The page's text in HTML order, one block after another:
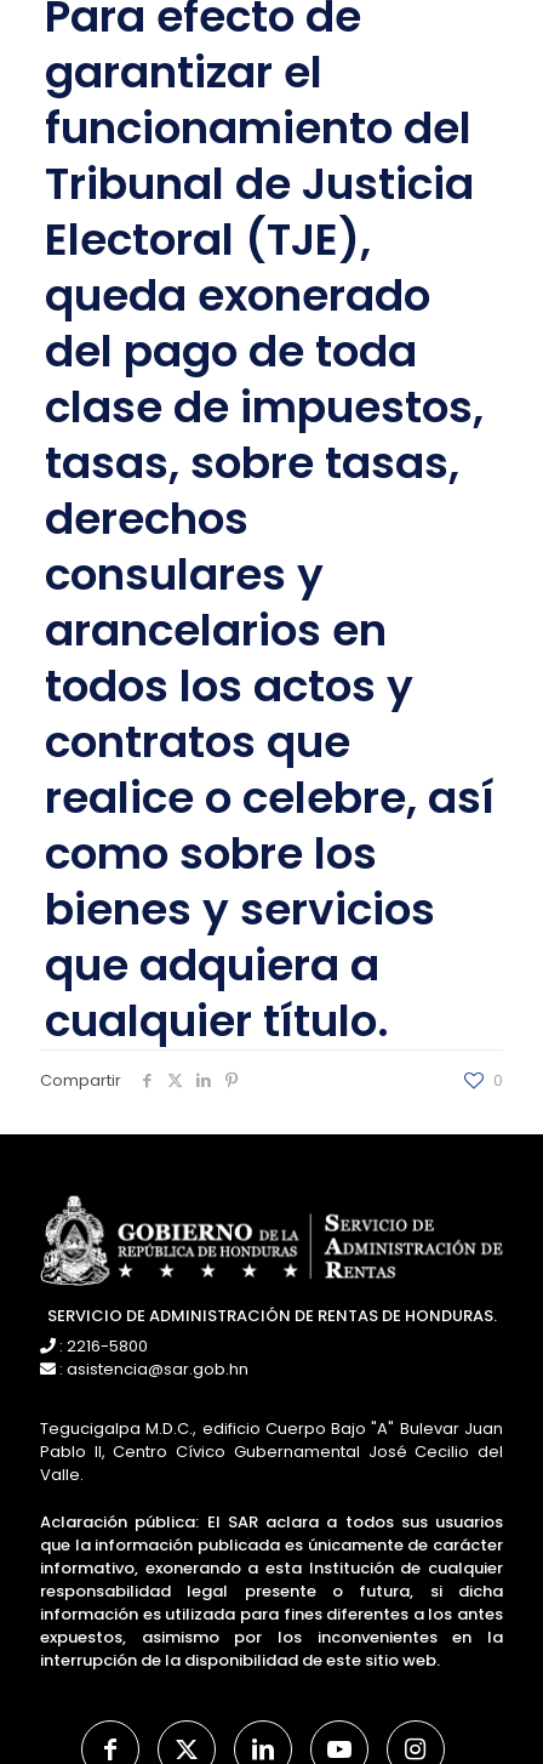
Para efecto de
garantizar el
funcionamiento del
Tribunal de Justicia
Electoral (TJE),
queda exonerado
del pago de toda
clase de impuestos,
tasas, sobre tasas,
derechos
consulares y
arancelarios en
todos los actos y
contratos que
realice o celebre, así
como sobre los
bienes y servicios
que adquiera a
cualquier título.
Compartir 0
SERVICIO DE ADMINISTRACIÓN DE RENTAS DE HONDURAS.
: 2216-5800
: asistencia@sar.gob.hn
Tegucigalpa M.D.C., edificio Cuerpo Bajo "A" Bulevar Juan
Pablo II, Centro Cívico Gubernamental José Cecilio del
Valle.
Aclaración pública: El SAR aclara a todos sus usuarios
que la información publicada es únicamente de carácter
informativo, exonerando a esta Institución de cualquier
responsabilidad legal presente o futura, si dicha
información es utilizada para fines diferentes a los antes
expuestos, asimismo por los inconvenientes en la
interrupción de la disponibilidad de este sitio web.